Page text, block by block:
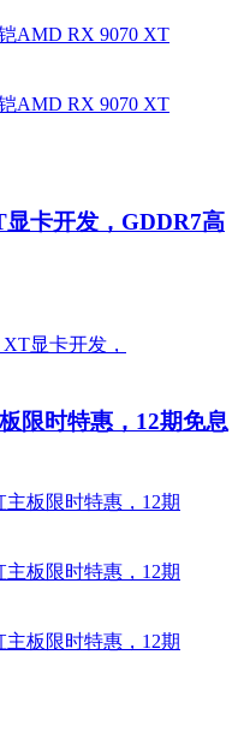
卡开发，GDDR7高
限时特惠，12期免息